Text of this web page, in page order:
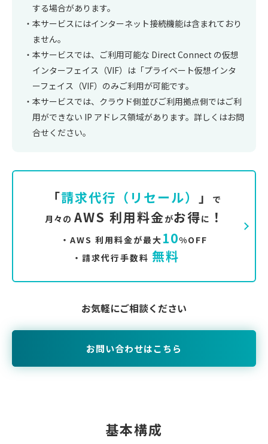
する場合があります。
本サービスにはインターネット接続機能は含まれており
ません。
本サービスでは、ご利用可能な Direct Connect の仮想
インターフェイス（VIF）は「プライベート仮想インタ
ーフェイス（VIF）のみご利用が可能です。
本サービスでは、クラウド側並びご利用拠点側ではご利
用ができない IP アドレス領域があります。詳しくはお問
合せください。
「請求代行（リセール） 」
で
月々の AWS 利用料金がお得に ！
・AWS 利用料金が最大 10%OFF
・請求代行手数料 無料
お気軽にご相談ください
お問い合わせはこちら
基本構成